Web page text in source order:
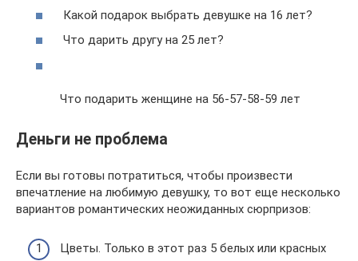
Какой подарок выбрать девушке на 16 лет?
Что дарить другу на 25 лет?
Что подарить женщине на 56-57-58-59 лет
Деньги не проблема
Если вы готовы потратиться, чтобы произвести
впечатление на любимую девушку, то вот еще несколько
вариантов романтических неожиданных сюрпризов:
Цветы. Только в этот раз 5 белых или красных